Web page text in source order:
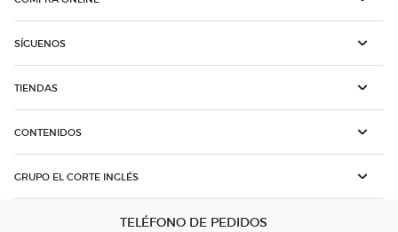
SÍGUENOS
TIENDAS
CONTENIDOS
GRUPO EL CORTE INGLÉS
TELÉFONO DE PEDIDOS